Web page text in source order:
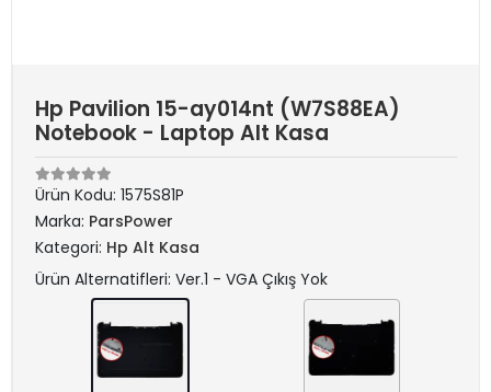
Hp Pavilion 15-ay014nt (W7S88EA)
Notebook - Laptop Alt Kasa
Ürün Kodu: 1575S81P
Marka: ParsPower
Kategori: Hp Alt Kasa
Ürün Alternatifleri: Ver.1 - VGA Çıkış Yok